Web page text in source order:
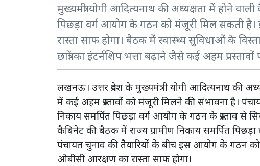
मुख्यमंत्री योगी आदित्यनाथ की अध्यक्षता में होने
पिछड़ा वर्ग आयोग के गठन को मंजूरी मिल सकती
रास्ता साफ होगा। बैठक में स्वास्थ्य सुविधाओं के
छात्रों का इंटर्नशिप भत्ता बढ़ाने जैसे कई अहम
लखनऊ। उत्तर प्रदेश के मुख्यमंत्री योगी आदित्यनाथ की
में कई अहम प्रस्तावों को मंजूरी मिलने की संभावना है।
निकाय समर्पित पिछड़ा वर्ग आयोग के गठन के प्रस्ताव से
कैबिनेट की बैठक में राज्य ग्रामीण निकाय समर्पित पिछड़ा
पंचायत चुनाव की तैयारियों के बीच इस आयोग के गठन
ओबीसी आरक्षण का रास्ता साफ होगा।